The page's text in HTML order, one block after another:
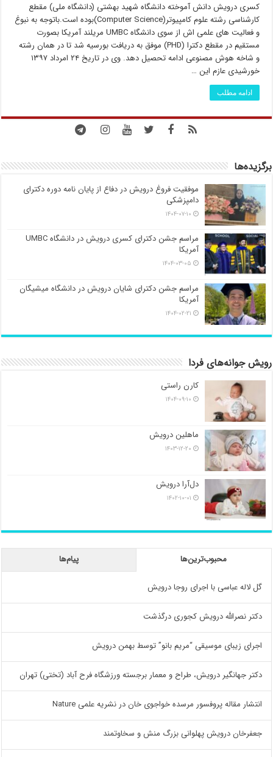
کسری درویش دانش آموخته دانشگاه شهید بهشتی (دانشگاه ملی) مقطع
کارشناسی رشته علوم کامپیوتر(Computer Science)بوده است.باتوجه به نبوغ
و فعالیت های علمی اش از سوی دانشگاه UMBC مریلند آمریکا بصورت
مستقیم در مقطع دکترا (PHD) موفق به دریافت بورسیه شد تا در همان رشته
و شاخه هوش مصنوعی ادامه تحصیل دهد. وی در تاریخ ٢۴ امرداد ١٣٩٧
خورشیدی عازم این …
ادامه مطلب
برگزیده‌ها
موفقیت فروغ درویش در دفاع از پایان نامه دوره دکترای
دامپزشکی
۱۴۰۴-۰۷-۱۰
مراسم جشن دکترای کسری درویش در دانشگاه UMBC
آمریکا
۱۴۰۴-۰۳-۰۵
مراسم جشن دکترای شایان درویش در دانشگاه میشیگان
آمریکا
۱۴۰۴-۰۲-۲۱
رویش جوانه‌های فردا
کارن راستی
۱۴۰۴-۰۹-۱۰
ماهلین درویش
۱۴۰۳-۱۲-۲۰
دل‌آرا درویش
۱۴۰۲-۱۰-۰۱
محبوب‌ترین‌ها پیام‌ها
گل لاله عباسی با اجرای روجا درویش
دکتر نصرالله درویش کجوری درگذشت
اجرای زیبای موسیقی “مریم بانو” توسط بهمن درویش
دکتر جهانگیر درویش، طراح و معمار برجسته ورزشگاه فرح آباد (تختی) تهران
انتشار مقاله پروفسور مرسده خواجوی خان در نشریه علمی Nature
جعفرخان درویش پهلوانی بزرگ منش و سخاوتمند